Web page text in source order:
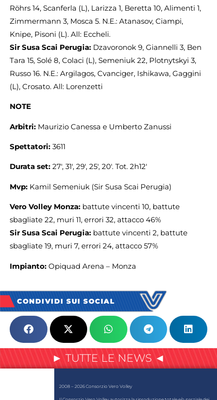
Röhrs 14, Scanferla (L), Larizza 1, Beretta 10, Alimenti 1,
Zimmermann 3, Mosca 5. N.E.: Atanasov, Ciampi,
Knipe, Pisoni (L). All: Eccheli.
Sir Susa Scai Perugia: Dzavoronok 9, Giannelli 3, Ben
Tara 15, Solé 8, Colaci (L), Semeniuk 22, Plotnytskyi 3,
Russo 16. N.E.: Argilagos, Cvanciger, Ishikawa, Gaggini
(L), Crosato. All: Lorenzetti
NOTE
Arbitri: Maurizio Canessa e Umberto Zanussi
Spettatori: 3611
Durata set: 27′, 31′, 29′, 25′, 20′. Tot. 2h12′
Mvp: Kamil Semeniuk (Sir Susa Scai Perugia)
Vero Volley Monza: battute vincenti 10, battute
sbagliate 22, muri 11, errori 32, attacco 46%
Sir Susa Scai Perugia: battute vincenti 2, battute
sbagliate 19, muri 7, errori 24, attacco 57%
Impianto: Opiquad Arena – Monza
CONDIVIDI SUI SOCIAL
► TUTTE LE NEWS ◄
2008 – 2026 Consorzio Vero Volley